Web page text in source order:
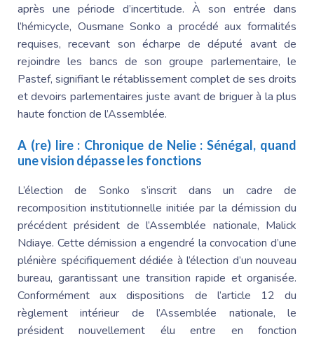
après une période d’incertitude. À son entrée dans
l’hémicycle, Ousmane Sonko a procédé aux formalités
requises, recevant son écharpe de député avant de
rejoindre les bancs de son groupe parlementaire, le
Pastef, signifiant le rétablissement complet de ses droits
et devoirs parlementaires juste avant de briguer à la plus
haute fonction de l’Assemblée.
A (re) lire : Chronique de Nelie : Sénégal, quand
une vision dépasse les fonctions
L’élection de Sonko s’inscrit dans un cadre de
recomposition institutionnelle initiée par la démission du
précédent président de l’Assemblée nationale, Malick
Ndiaye. Cette démission a engendré la convocation d’une
plénière spécifiquement dédiée à l’élection d’un nouveau
bureau, garantissant une transition rapide et organisée.
Conformément aux dispositions de l’article 12 du
règlement intérieur de l’Assemblée nationale, le
président nouvellement élu entre en fonction